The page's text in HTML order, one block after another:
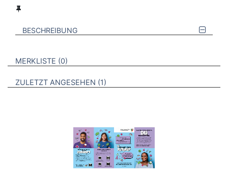
BESCHREIBUNG
VERWEISE AUF VERMERKTE- ODER ZULETZT ANGESEHENE
MERKLISTE 0 BROSCHÜREN
ZULETZT ANGESEHEN 1 BROSCHÜREN